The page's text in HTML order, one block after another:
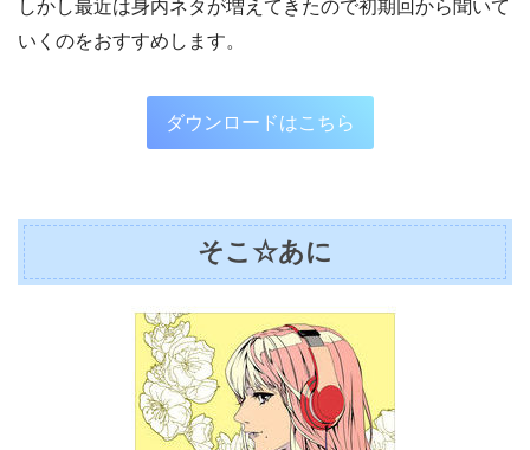
しかし最近は身内ネタが増えてきたので初期回から聞いて
いくのをおすすめします。
ダウンロードはこちら
そこ☆あに